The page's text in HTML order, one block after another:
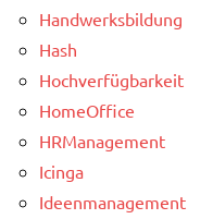
Handwerksbildung
Hash
Hochverfügbarkeit
HomeOffice
HRManagement
Icinga
Ideenmanagement